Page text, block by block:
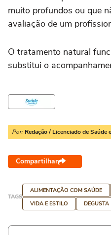
muito profundos ou que
avaliação de um
O tratamento natural
substitui o
Por: Redação / Licenciado de Saúde
Compartilhar
TAGS
ALIMENTAÇÃO COM SAÚDE
VIDA E ESTILO
DEGUSTA